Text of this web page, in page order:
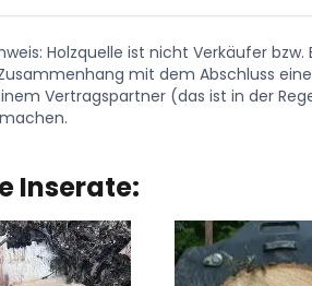
Holzquelle ist nicht Verkäufer
mit dem Abschluss
Vertragspartner (das ist in der
Inserate: